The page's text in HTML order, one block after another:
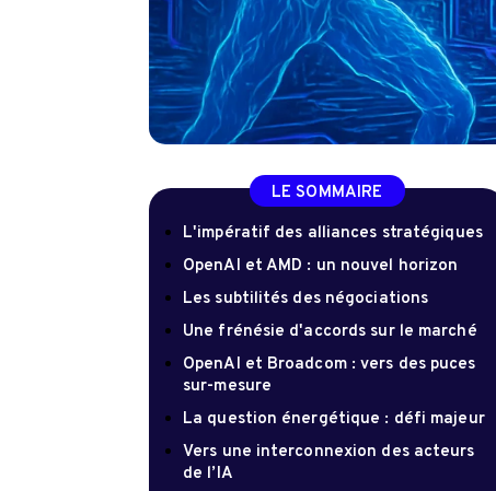
LE SOMMAIRE
L'impératif des alliances stratégiques
OpenAI et AMD : un nouvel horizon
Les subtilités des négociations
Une frénésie d'accords sur le marché
OpenAI et Broadcom : vers des puces
sur-mesure
La question énergétique : défi majeur
Vers une interconnexion des acteurs
de l’IA